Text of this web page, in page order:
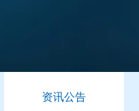
资讯公告